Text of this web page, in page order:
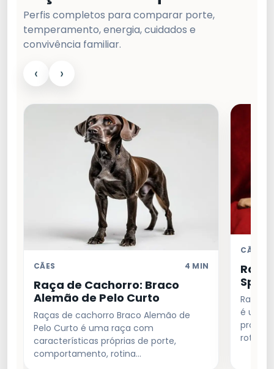
Perfis completos para comparar porte,
temperamento, energia, cuidados e
convivência familiar.
‹ ›
CÃES 4 MIN
Raça de Cachorro: Braco
Alemão de Pelo Curto
Raças de cachorro Braco Alemão de
Pelo Curto é uma raça com
características próprias de porte,
comportamento, rotina…
CÃES
Raças
é uma
rotina